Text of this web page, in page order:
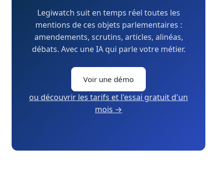
Legiwatch suit en temps réel toutes les
mentions de ces objets parlementaires :
amendements, scrutins, articles, alinéas,
débats. Avec une IA qui parle votre métier.
Voir une démo
ou découvrir les tarifs et l'essai gratuit d'un
mois →